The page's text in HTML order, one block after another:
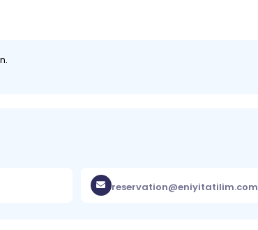
reservation@eniyitatilim.com